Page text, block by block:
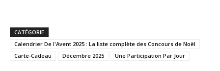
CATÉGORIE
Calendrier De l'Avent 2025 : La liste complète des Concours de Noël
Carte-Cadeau
Décembre 2025 Une Participation Par Jour